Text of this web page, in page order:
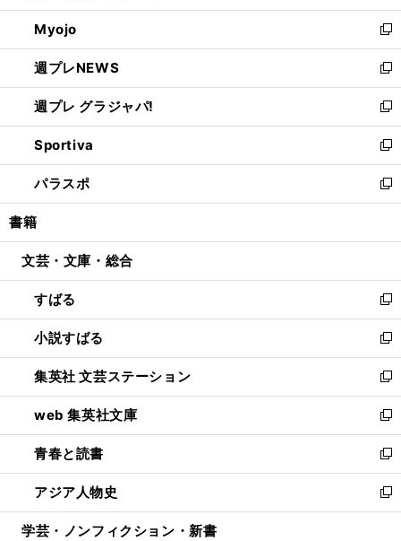
開
く
ウ
で
開
く
ン
ド
ウ
で
開
く
ウ
ィ
ン
ド
ウ
で
開
く
Myojo
新
し
い
ウ
ィ
ン
ド
ウ
で
開
週プレNEWS
新
し
い
ウ
ィ
ン
ド
ウ
開
週プレ グラジャパ!
新
し
い
ウ
ィ
ン
ウ
開
く
Sportiva
新
し
い
ウ
ン
ウ
で
開
く
パラスポ
新
し
ウ
ン
ド
ウ
で
開
く
書籍
文芸・文庫・総合
すばる
新
し
い
ウ
ィ
ン
ド
ウ
で
開
く
小説すばる
新
し
い
ウ
ィ
ン
ド
ウ
で
開
集英社 文芸ステーション
新
し
い
ウ
ィ
ン
ド
ウ
web 集英社文庫
新
し
い
ウ
ィ
ン
青春と読書
新
し
い
ウ
アジア人物史
新
し
学芸・ノンフィクション・新書